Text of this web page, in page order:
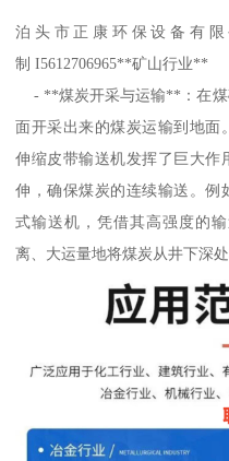
泊头市正康环保设备有
制 I5612706965**矿山行业**
- **煤炭开采与运输**：在煤
面开采出来的煤炭运输到地面
伸缩皮带输送机发挥了巨大作
伸，确保煤炭的连续输送。例
式输送机，凭借其高强度的
离、大运量地将煤炭从井下深